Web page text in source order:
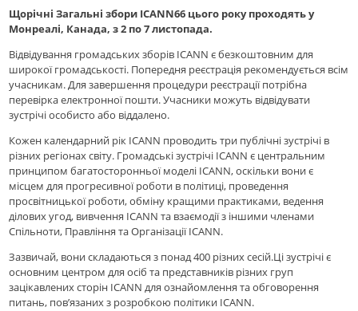
Щорічні Загальні збори ICANN66 цього року проходять у
Монреалі, Канада, з 2 по 7 листопада.
Відвідування громадських зборів ICANN є безкоштовним для
широкої громадськості. Попередня реєстрація рекомендується всім
учасникам. Для завершення процедури реєстрації потрібна
перевірка електронної пошти. Учасники можуть відвідувати
зустрічі особисто або віддалено.
Кожен календарний рік ICANN проводить три публічні зустрічі в
різних регіонах світу. Громадські зустрічі ICANN є центральним
принципом багатосторонньої моделі ICANN, оскільки вони є
місцем для прогресивної роботи в політиці, проведення
просвітницької роботи, обміну кращими практиками, ведення
ділових угод, вивчення ICANN та взаємодії з іншими членами
Спільноти, Правління та Організації ICANN.
Зазвичай, вони складаються з понад 400 різних сесій.Ці зустрічі є
основним центром для осіб та представників різних груп
зацікавлених сторін ICANN для ознайомлення та обговорення
питань, пов’язаних з розробкою політики ICANN.